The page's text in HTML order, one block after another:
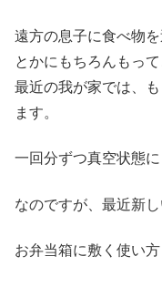
遠方の息子に食べ物を
とかにもちろんもって
最近の我が家では、
ます。
一回分ずつ真空状態
なのですが、最近新
お弁当箱に敷く使い方